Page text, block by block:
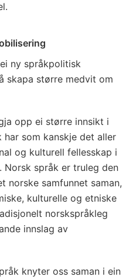
ny språkpolitisk
skapa større medvit om
opp ei større innsikt i
har som kanskje det aller
og kulturell fellesskap i
Norsk språk er truleg den
norske samfunnet saman,
kulturelle og etniske
norskspråkleg
innslag av
knyter oss saman i ein